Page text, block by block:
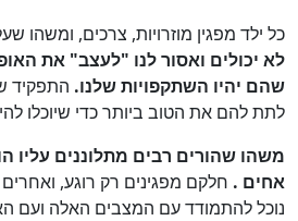
כל ילד מפגין מוזרויות, צרכים, ומשהו
לא יכולים ואסור לנו "לעצב" את
שהם יהיו השתקפויות שלנו. התפקיד
לתת להם את הטוב ביותר כדי שיוכלו
משהו שהורים רבים מתלוננים עליו
אחים . חלקם מפגינים רק רוגע,
נוכל להתמודד עם המצבים האלה ועם